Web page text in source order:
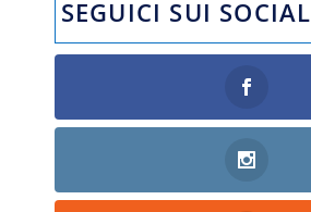
SEGUICI SUI SOCIAL